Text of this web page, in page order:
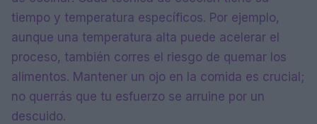
tiempo y temperatura específicos. Por ejemplo,
aunque una temperatura alta puede acelerar el
proceso, también corres el riesgo de quemar los
alimentos. Mantener un ojo en la comida es crucial;
no querrás que tu esfuerzo se arruine por un
descuido.